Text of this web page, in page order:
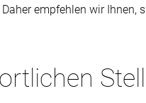
empfehlen wir